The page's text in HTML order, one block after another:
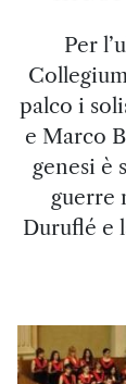
Per
palco i
e Marco
genesi è
guerre
Duruflé e